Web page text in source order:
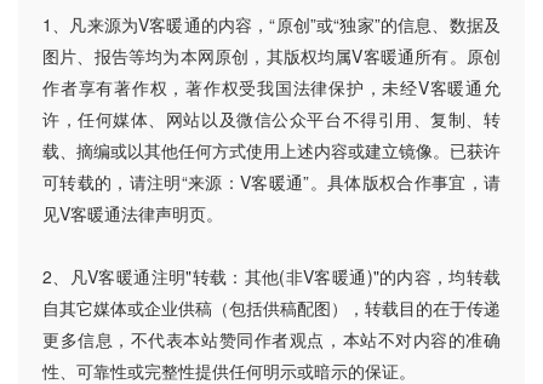
1、凡来源为V客暖通的内容，“原创”或“独家”的信息、数据及
图片、报告等均为本网原创，其版权均属V客暖通所有。原创
作者享有著作权，著作权受我国法律保护，未经V客暖通允
许，任何媒体、网站以及微信公众平台不得引用、复制、转
载、摘编或以其他任何方式使用上述内容或建立镜像。已获许
可转载的，请注明“来源：V客暖通”。具体版权合作事宜，请
见V客暖通法律声明页。
2、凡V客暖通注明"转载：其他(非V客暖通)"的内容，均转载
自其它媒体或企业供稿（包括供稿配图），转载目的在于传递
更多信息，不代表本站赞同作者观点，本站不对内容的准确
性、可靠性或完整性提供任何明示或暗示的保证。